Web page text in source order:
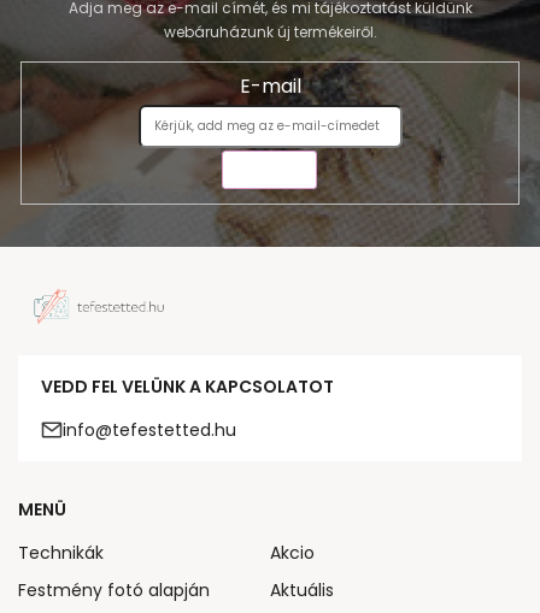
Adja meg az e-mail címét, és mi tájékoztatást küldünk
webáruházunk új termékeiről.
E-mail
VEDD FEL VELÜNK A KAPCSOLATOT
info@tefestetted.hu
MENÜ
Technikák
Festmény fotó alapján
Akcio
Aktuális